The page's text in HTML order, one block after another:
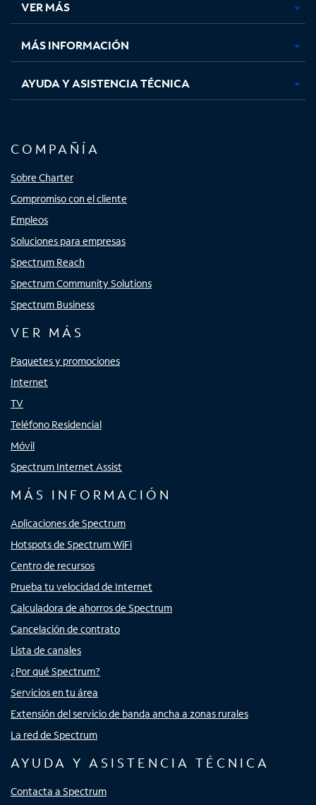
pestaña
nueva
pestaña
nueva
pestaña
nuevanueva
VER MÁS
MÁS INFORMACIÓN
AYUDA Y ASISTENCIA TÉCNICA
COMPAÑÍA
Sobre Charter
Compromiso con el cliente
Empleos
Soluciones para empresas
Spectrum Reach
Spectrum Community Solutions
Spectrum Business
VER MÁS
Paquetes y promociones
Internet
TV
Teléfono Residencial
Móvil
Spectrum Internet Assist
MÁS INFORMACIÓN
Aplicaciones de Spectrum
Hotspots de Spectrum WiFi
Centro de recursos
Prueba tu velocidad de Internet
Calculadora de ahorros de Spectrum
Cancelación de contrato
Lista de canales
¿Por qué Spectrum?
Servicios en tu área
Extensión del servicio de banda ancha a zonas rurales
La red de Spectrum
AYUDA Y ASISTENCIA TÉCNICA
Contacta a Spectrum